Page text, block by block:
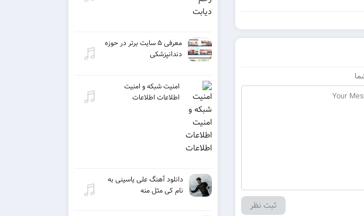
معرفی ۵ سایت برتر در حوزه
دندانپزشکی
امنیت شبکه و امنیت
اطلاعات اطلاعات
دانلود آهنگ علی یاسینی به
نام کی مثل منه